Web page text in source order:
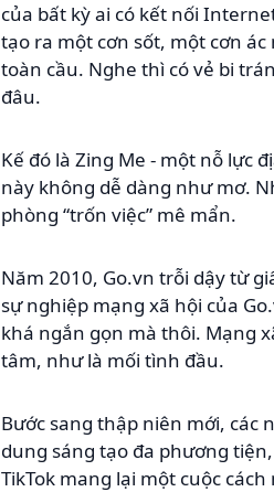
của bất kỳ ai có kết nối
tạo ra một cơn sốt, một cơn
toàn cầu. Nghe thì có vẻ bi
đâu.
Kế đó là Zing Me - một nỗ lực
này không dễ dàng như mơ.
phòng “trốn việc” mê mẩn.
Năm 2010, Go.vn trỗi dậy từ
sự nghiệp mạng xã hội của
khá ngắn gọn mà thôi. Mạng
tâm, như là mối tình đầu.
Bước sang thập niên mới, các
dung sáng tạo đa phương
TikTok mang lại một cuộc